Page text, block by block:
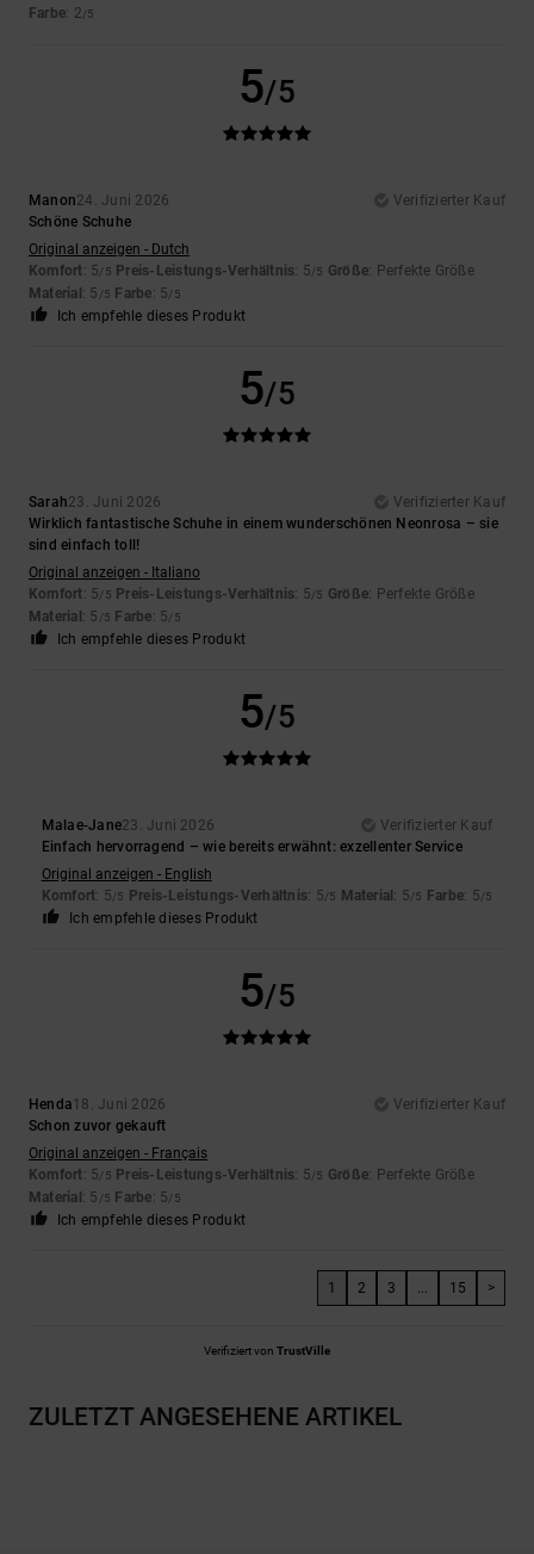
Farbe: 2/5
5/5
Manon24. Juni 2026
Verifizierter Kauf
Schöne Schuhe
Original anzeigen - Dutch
Komfort: 5/5 Preis-Leistungs-Verhältnis: 5/5 Größe: Perfekte Größe
Material: 5 /5 Farbe: 5/5
Ich empfehle dieses Produkt
5/5
Sarah23. Juni 2026
Verifizierter Kauf
Wirklich fantastische Schuhe in einem wunderschönen Neonrosa – sie
sind einfach toll!
Original anzeigen - Italiano
Komfort: 5/5 Preis-Leistungs-Verhältnis: 5/5 Größe: Perfekte Größe
Material: 5 /5 Farbe: 5/5
Ich empfehle dieses Produkt
5/5
Malae-Jane23. Juni 2026
Verifizierter Kauf
Einfach hervorragend – wie bereits erwähnt: exzellenter Service
Original anzeigen - English
Komfort: 5/5 Preis-Leistungs-Verhältnis: 5/5 Material: 5/5 Farbe: 5/5
Ich empfehle dieses Produkt
5/5
Henda18. Juni 2026
Verifizierter Kauf
Schon zuvor gekauft
Original anzeigen - Français
Komfort: 5/5 Preis-Leistungs-Verhältnis: 5/5 Größe: Perfekte Größe
Material: 5 /5 Farbe: 5/5
Ich empfehle dieses Produkt
1 2 3 15 >
Verifiziert von TrustVille
ZULETZT ANGESEHENE ARTIKEL